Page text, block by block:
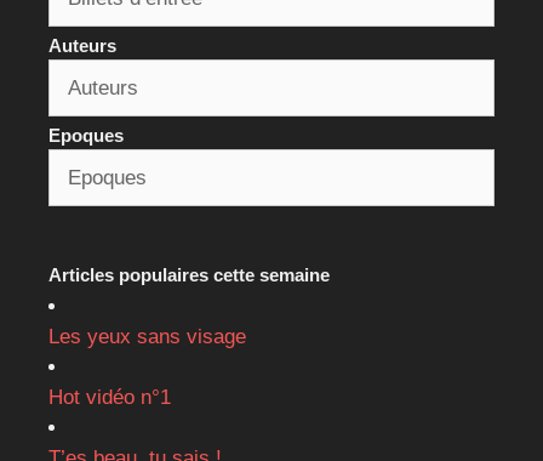
Auteurs
Epoques
Articles populaires cette semaine
Les yeux sans visage
Hot vidéo n°1